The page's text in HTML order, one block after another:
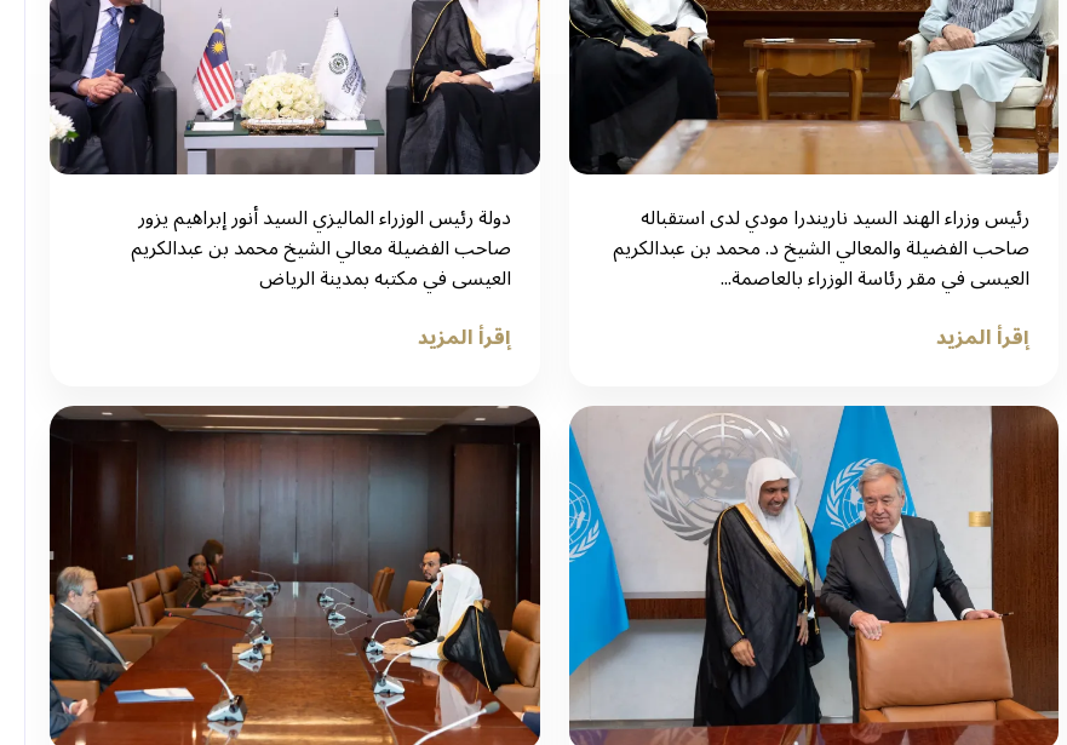
رئيس وزراء الهند السيد ناريندرا مودي لدى استقباله
صاحب الفضيلة والمعالي الشيخ د. محمد بن عبدالكريم
العيسى في مقر رئاسة الوزراء بالعاصمة...
إقرأ المزيد
دولة رئيس الوزراء الماليزي السيد أنور إبراهيم يزور
صاحب الفضيلة معالي الشيخ محمد بن عبدالكريم
العيسى في مكتبه بمدينة الرياض
إقرأ المزيد